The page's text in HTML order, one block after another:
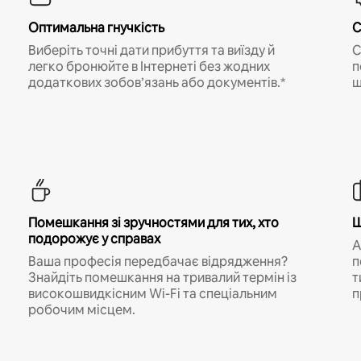
Оптимальна гнучкість
Виберіть точні дати прибуття та виїзду й
легко бронюйте в Інтернеті без жодних
додаткових зобов’язань або документів.*
Помешкання зі зручностями для тих, хто
подорожує у справах
Ваша професія передбачає відрядження?
Знайдіть помешкання на тривалий термін із
високошвидкісним Wi-Fi та спеціальним
робочим місцем.